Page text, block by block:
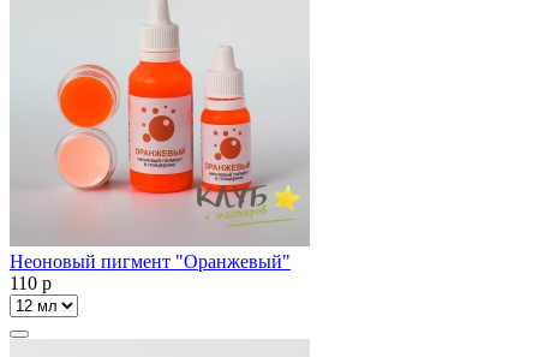
Неоновый пигмент "Оранжевый"
110 p